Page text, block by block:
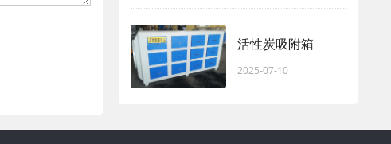
活性炭吸附箱
2025-07-10